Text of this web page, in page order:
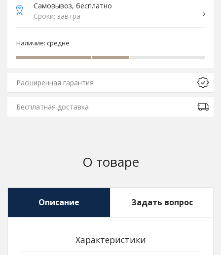
Самовывоз, бесплатно
Сроки: завтра
Наличие: средне
Расширенная гарантия
Бесплатная доставка
О товаре
Описание Задать вопрос
Характеристики